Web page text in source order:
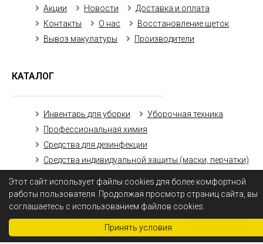
Принять условия
Этот сайт использует файлы cookies для более комфортной
работы пользователя. Продолжая просмотр страниц сайта, вы
соглашаетесь с использованием файлов cookies.
Акции Новости
Доставка и оплата
Контакты
О нас
Восстановление щеток
Вывоз макулатуры
Производители
КАТАЛОГ
Инвентарь для уборки
Уборочная техника
Профессиональная химия
Средства для дезинфекции
Средства индивидуальной защиты (маски, перчатки)
Получить оптовый прайс-лист